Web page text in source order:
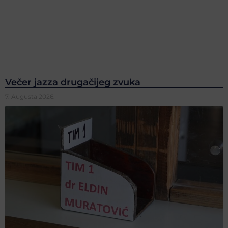
Večer jazza drugačijeg zvuka
7. Augusta 2026.